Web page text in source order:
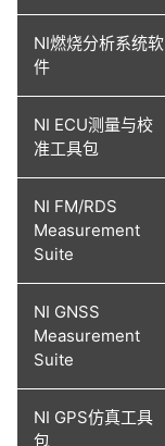
NI燃烧分析系统软
件
NI ECU测量与校
准工具包
NI FM/RDS
Measurement
Suite
NI GNSS
Measurement
Suite
NI GPS仿真工具
包